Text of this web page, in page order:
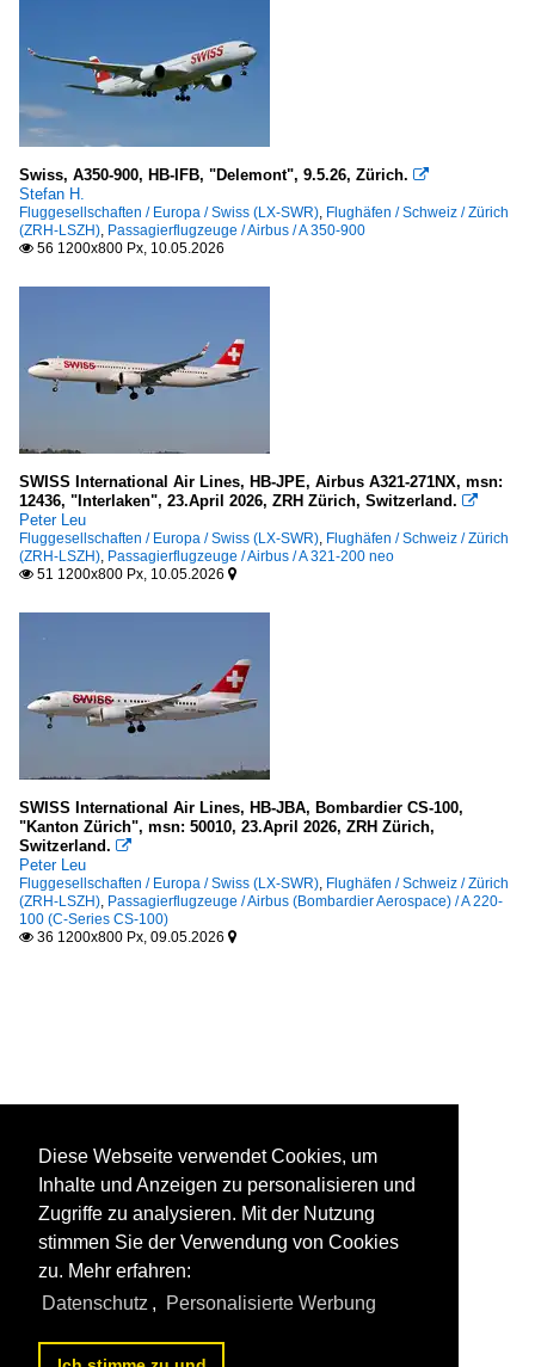
Swiss, A350-900, HB-IFB, "Delemont", 9.5.26, Zürich. 
Stefan H.
Fluggesellschaften / Europa / Swiss (LX-SWR), Flughäfen / Schweiz / Zürich
(ZRH-LSZH), Passagierflugzeuge / Airbus / A 350-900
 56 1200x800 Px, 10.05.2026
SWISS International Air Lines, HB-JPE, Airbus A321-271NX, msn:
12436, "Interlaken", 23.April 2026, ZRH Zürich, Switzerland. 
Peter Leu
Fluggesellschaften / Europa / Swiss (LX-SWR), Flughäfen / Schweiz / Zürich
(ZRH-LSZH), Passagierflugzeuge / Airbus / A 321-200 neo
 51 1200x800 Px, 10.05.2026 
SWISS International Air Lines, HB-JBA, Bombardier CS-100,
"Kanton Zürich", msn: 50010, 23.April 2026, ZRH Zürich,
Switzerland. 
Peter Leu
Fluggesellschaften / Europa / Swiss (LX-SWR), Flughäfen / Schweiz / Zürich
(ZRH-LSZH), Passagierflugzeuge / Airbus (Bombardier Aerospace) / A 220-
100 (C-Series CS-100)
 36 1200x800 Px, 09.05.2026 
Diese Webseite verwendet Cookies, um
Inhalte und Anzeigen zu personalisieren und
Zugriffe zu analysieren. Mit der Nutzung
stimmen Sie der Verwendung von Cookies
zu. Mehr erfahren:
Datenschutz , Personalisierte Werbung